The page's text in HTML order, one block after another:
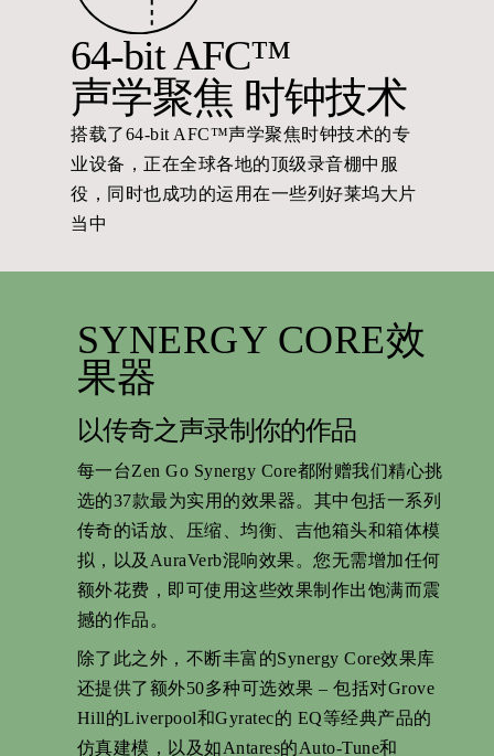
64-bit AFC™
声学聚焦 时钟技术
搭载了64-bit AFC™声学聚焦时钟技术的专
业设备，正在全球各地的顶级录音棚中服
役，同时也成功的运用在一些列好莱坞大片
当中
SYNERGY CORE效
果器
以传奇之声录制你的作品
每一台Zen Go Synergy Core都附赠我们精心挑
选的37款最为实用的效果器。其中包括一系列
传奇的话放、压缩、均衡、吉他箱头和箱体模
拟，以及AuraVerb混响效果。您无需增加任何
额外花费，即可使用这些效果制作出饱满而震
撼的作品。
除了此之外，不断丰富的Synergy Core效果库
还提供了额外50多种可选效果 – 包括对Grove
Hill的Liverpool和Gyratec的 EQ等经典产品的
仿真建模，以及如Antares的Auto-Tune和